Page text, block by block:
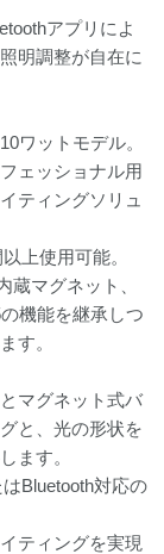
アプリによ
明調整が自在に
ワットモデル。
ェッショナル用
ティングソリュ
上使用可能。
蔵マグネット、
機能を継承しつ
す。
マグネット式バ
と、光の形状を
ます。
Bluetooth対応の
ティングを実現